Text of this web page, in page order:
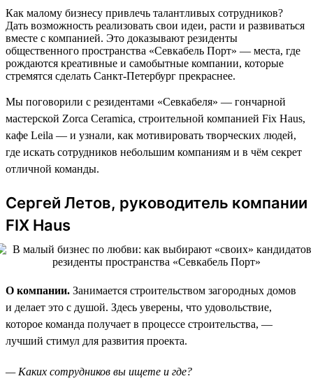
Как малому бизнесу привлечь талантливых сотрудников?
Дать возможность реализовать свои идеи, расти и развиваться
вместе с компанией. Это доказывают резиденты
общественного пространства «Севкабель Порт» — места, где
рождаются креативные и самобытные компании, которые
стремятся сделать Санкт-Петербург прекраснее.
Мы поговорили с резидентами «Севкабеля» — гончарной
мастерской Zorca Ceramica, строительной компанией Fix Haus,
кафе Leila — и узнали, как мотивировать творческих людей,
где искать сотрудников небольшим компаниям и в чём секрет
отличной команды.
Сергей Летов, руководитель компании
FIX Haus
О компании. Занимается строительством загородных домов
и делает это с душой. Здесь уверены, что удовольствие,
которое команда получает в процессе строительства, —
лучший стимул для развития проекта.
— Каких сотрудников вы ищете и где?